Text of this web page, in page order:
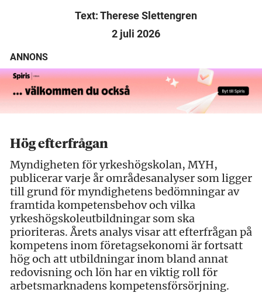
Text: Therese Slettengren
2 juli 2026
ANNONS
Hög efterfrågan
Myndigheten för yrkeshögskolan, MYH,
publicerar varje år områdesanalyser som ligger
till grund för myndighetens bedömningar av
framtida kompetensbehov och vilka
yrkeshögskoleutbildningar som ska
prioriteras. Årets analys visar att efterfrågan på
kompetens inom företagsekonomi är fortsatt
hög och att utbildningar inom bland annat
redovisning och lön har en viktig roll för
arbetsmarknadens kompetensförsörjning.